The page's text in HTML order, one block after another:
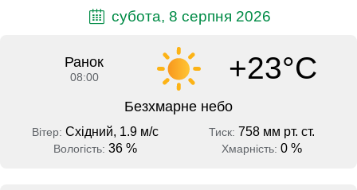
субота, 8 серпня 2026
Ранок
08:00 +23°C
Безхмарне небо
Вітер: Східний, 1.9 м/с Тиск: 758 мм рт. ст.
Вологість: 36 % Хмарність: 0 %